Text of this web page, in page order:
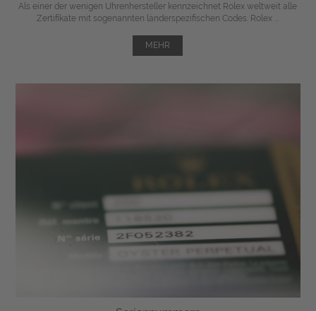
Als einer der wenigen Uhrenhersteller kennzeichnet Rolex weltweit alle
Zertifikate mit sogenannten länderspezifischen Codes. Rolex ...
MEHR